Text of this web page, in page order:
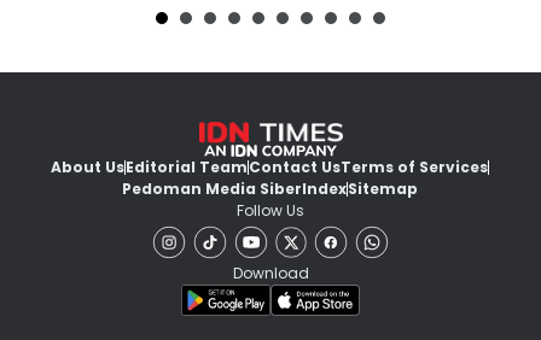
About UsEditorial TeamContact UsTerms of Services
Pedoman Media SiberIndexSitemap
Follow Us
Download